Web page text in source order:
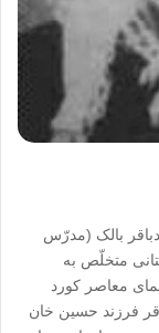
بالک (مدرّس
متخلّص به
معاصر کورد
فرزند حسین خان